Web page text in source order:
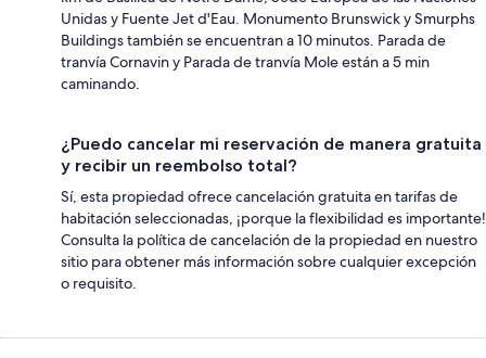
Unidas y Fuente Jet d'Eau. Monumento Brunswick y Smurphs
Buildings también se encuentran a 10 minutos. Parada de
tranvía Cornavin y Parada de tranvía Mole están a 5 min
caminando.
¿Puedo cancelar mi reservación de manera gratuita
y recibir un reembolso total?
Sí, esta propiedad ofrece cancelación gratuita en tarifas de
habitación seleccionadas, ¡porque la flexibilidad es importante!
Consulta la política de cancelación de la propiedad en nuestro
sitio para obtener más información sobre cualquier excepción
o requisito.